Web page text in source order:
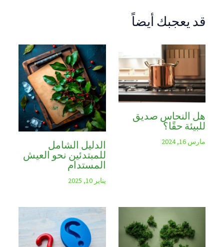
قد يعجبك أيضاً
هل النحاس صديق
للبيئة حقًا؟
مارس 16, 2024
الدليل الشامل
للمبتدئين نحو العيش
المستدام
يناير 10, 2025